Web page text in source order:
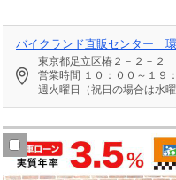
バイクランド直販センター
東京都足立区椿２－２－２
営業時間 １０：００～１９
週火曜日（祝日の場合は水曜